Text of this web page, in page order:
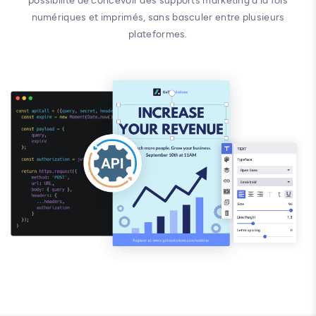
numériques et imprimés, sans basculer entre plusieurs
plateformes.